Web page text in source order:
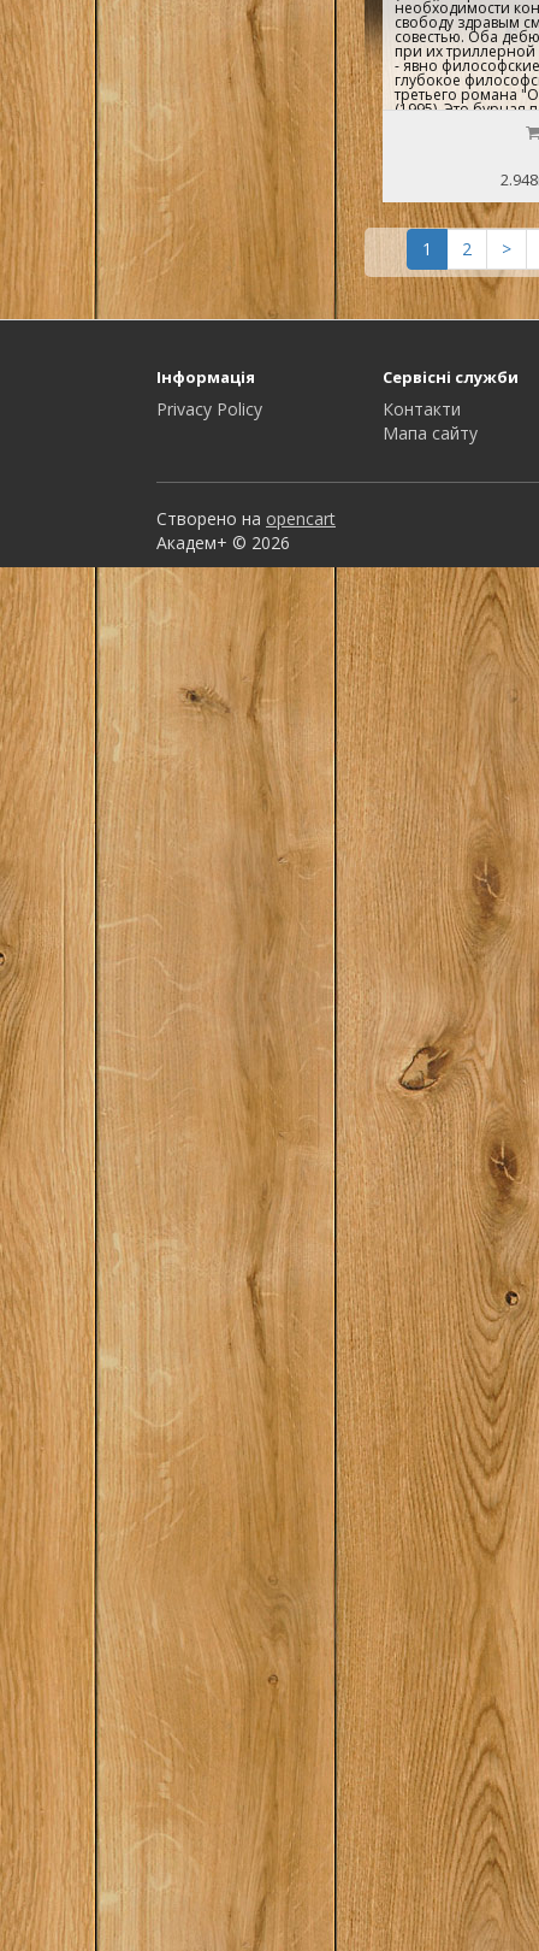
необходимости
свободу здравым
совестью. Оба
при их триллерной
- явно
глубокое
третьего романа
(1995). Это бурная
смерти с героем,
Робинзона Крузо,
Борьба его за
великой живописи,
литературы, в ней
для догадливых
Необычные и
смех носатого
Декарта - все в
напоминающем
компьютерный
1 2 >
Інформація
Privacy Policy
Сервісні служби
Контакти
Мапа сайту
Створено на opencart
Академ+ © 2026